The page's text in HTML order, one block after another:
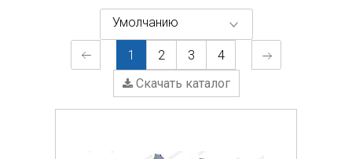
Умолчанию
1 2 3
4
Скачать каталог